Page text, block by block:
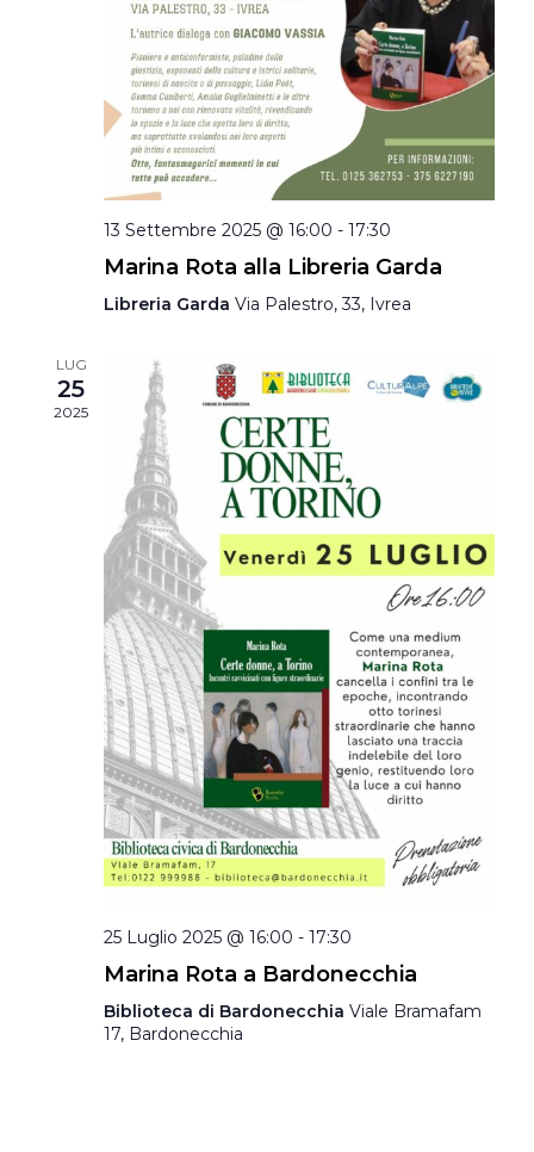
13 Settembre 2025 @ 16:00 - 17:30
Marina Rota alla Libreria Garda
Libreria Garda Via Palestro, 33, Ivrea
LUG
25
2025
25 Luglio 2025 @ 16:00 - 17:30
Marina Rota a Bardonecchia
Biblioteca di Bardonecchia Viale Bramafam
17, Bardonecchia